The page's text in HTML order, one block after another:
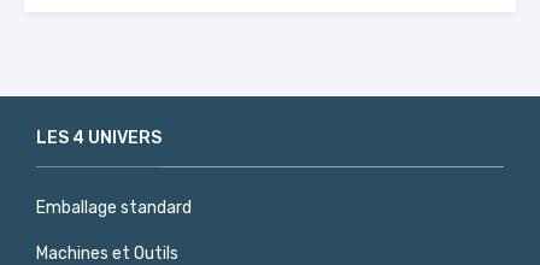
LES 4 UNIVERS
Emballage standard
Machines et Outils